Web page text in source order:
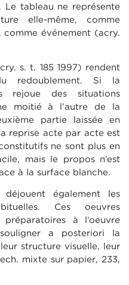
tableau ne représente
elle-même, comme
comme événement (acry.
s. t. 185 1997) rendent
redoublement. Si la
rejoue des situations
moitié à l’autre de la
partie laissée en
reprise acte par acte est
ne sont plus en
mais le propos n’est
à la surface blanche.
également les
Ces oeuvres
à l’oeuvre
a posteriori la
structure visuelle, leur
mixte sur papier, 233,